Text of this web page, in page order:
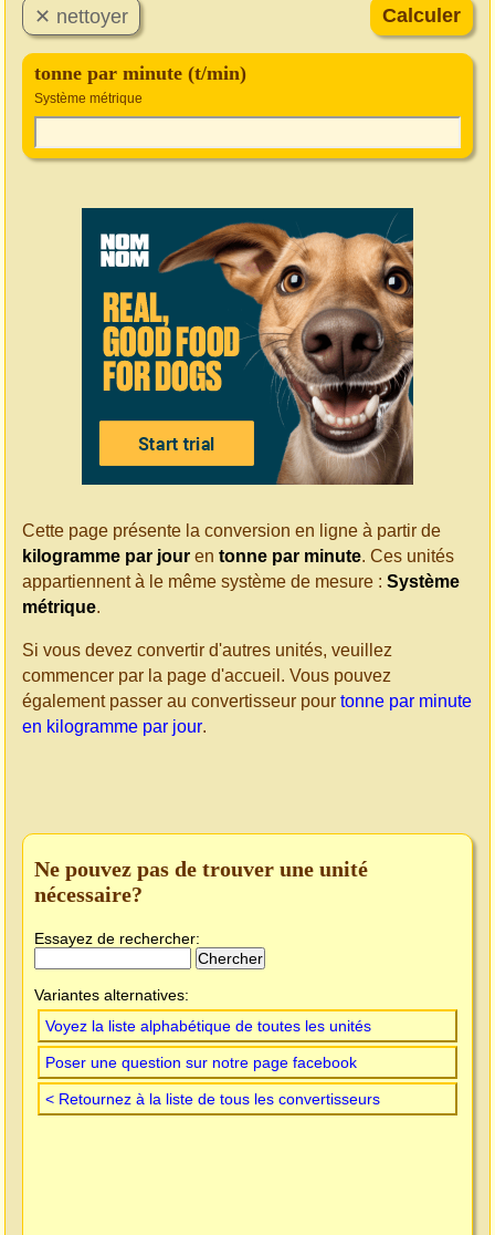
tonne par minute (t/min)
Système métrique
Cette page présente la conversion en ligne à partir de
kilogramme par jour en tonne par minute. Ces unités
appartiennent à le même système de mesure : Système
métrique.
Si vous devez convertir d'autres unités, veuillez
commencer par la page d'accueil. Vous pouvez
également passer au convertisseur pour tonne par minute
en kilogramme par jour.
Ne pouvez pas de trouver une unité
nécessaire?
Essayez de rechercher:
Variantes alternatives:
Voyez la liste alphabétique de toutes les unités
Poser une question sur notre page facebook
< Retournez à la liste de tous les convertisseurs